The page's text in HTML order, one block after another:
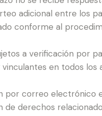
adicional entre los
conforme al
a verificación por
en todos
por correo electrónico
de derechos